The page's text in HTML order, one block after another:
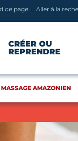
de page Aller à la
CRÉER OU
REPRENDRE
MASSAGE AMAZONIEN